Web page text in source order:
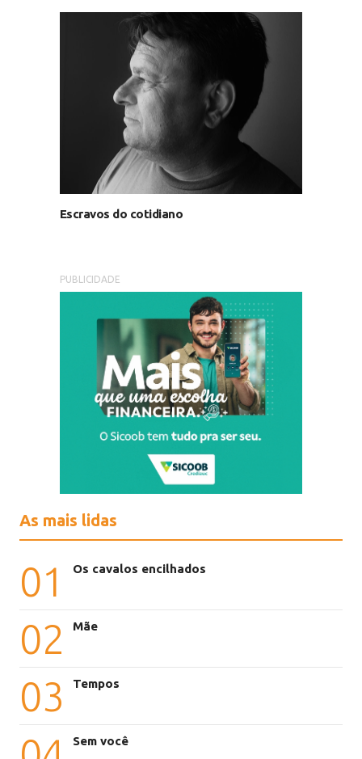
Escravos do cotidiano
PUBLICIDADE
As mais lidas
01 Os cavalos encilhados
02 Mãe
03 Tempos
Sem você